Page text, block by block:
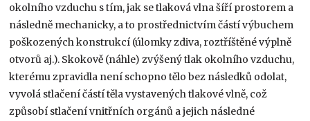
okolního vzduchu s tím, jak se tlaková vlna šíří prostorem a
následně mechanicky, a to prostřednictvím částí výbuchem
poškozených konstrukcí (úlomky zdiva, roztříštěné výplně
otvorů aj.). Skokově (náhle) zvýšený tlak okolního vzduchu,
kterému zpravidla není schopno tělo bez následků odolat,
vyvolá stlačení částí těla vystavených tlakové vlně, což
způsobí stlačení vnitřních orgánů a jejich následné